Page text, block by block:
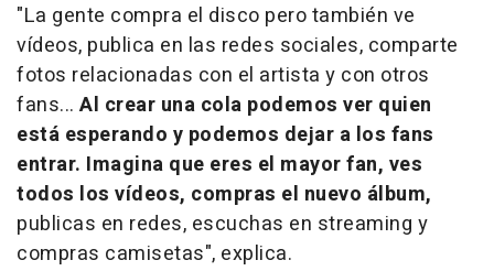
"La gente compra el disco pero también ve
vídeos, publica en las redes sociales, comparte
fotos relacionadas con el artista y con otros
fans... Al crear una cola podemos ver quien
está esperando y podemos dejar a los fans
entrar. Imagina que eres el mayor fan, ves
todos los vídeos, compras el nuevo álbum,
publicas en redes, escuchas en streaming y
compras camisetas", explica.